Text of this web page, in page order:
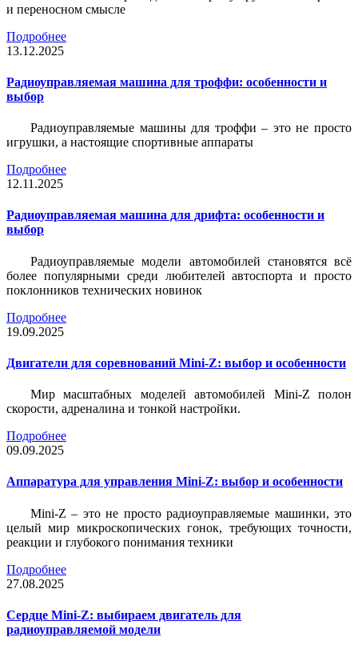
и переносном смысле
Подробнее
13.12.2025
Радиоуправляемая машина для троффи: особенности и
выбор
Радиоуправляемые машины для троффи – это не просто
игрушки, а настоящие спортивные аппараты
Подробнее
12.11.2025
Радиоуправляемая машина для дрифта: особенности и
выбор
Радиоуправляемые модели автомобилей становятся всё
более популярными среди любителей автоспорта и просто
поклонников технических новинок
Подробнее
19.09.2025
Двигатели для соревнований Mini-Z: выбор и особенности
Мир масштабных моделей автомобилей Mini-Z полон
скорости, адреналина и тонкой настройки.
Подробнее
09.09.2025
Аппаратура для управления Mini-Z: выбор и особенности
Mini-Z – это не просто радиоуправляемые машинки, это
целый мир микроскопических гонок, требующих точности,
реакции и глубокого понимания техники
Подробнее
27.08.2025
Сердце Mini-Z: выбираем двигатель для
радиоуправляемой модели